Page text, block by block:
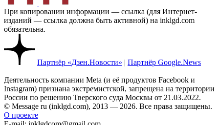
При копировании информации — ссылка (для Интернет-
изданий — ссылка должна быть активной) на inklgd.com
обязательна.
Партнёр «Дзен.Новости» | Партнёр Google.News
Деятельность компании Meta (и её продуктов Facebook и
Instagram) признана экстремистской, запрещена на территории
России по решению Тверского суда Москвы от 21.03.2022.
© Message ru (inklgd.com), 2013 — 2026. Все права защищены.
О проекте